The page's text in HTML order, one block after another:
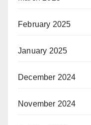
February 2025
January 2025
December 2024
November 2024